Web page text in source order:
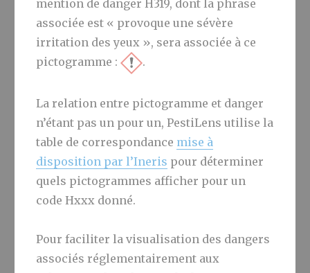
mention de danger H319, dont la phrase
associée est « provoque une sévère
irritation des yeux », sera associée à ce
pictogramme :
.
La relation entre pictogramme et danger
n’étant pas un pour un, PestiLens utilise la
table de correspondance mise à
disposition par l’Ineris pour déterminer
quels pictogrammes afficher pour un
code Hxxx donné.
Pour faciliter la visualisation des dangers
associés réglementairement aux